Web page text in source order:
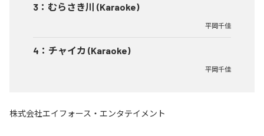
3 ： むらさき川 (Karaoke)
平岡千佳
4 ： チャイカ (Karaoke)
平岡千佳
株式会社エイフォース・エンタテイメント